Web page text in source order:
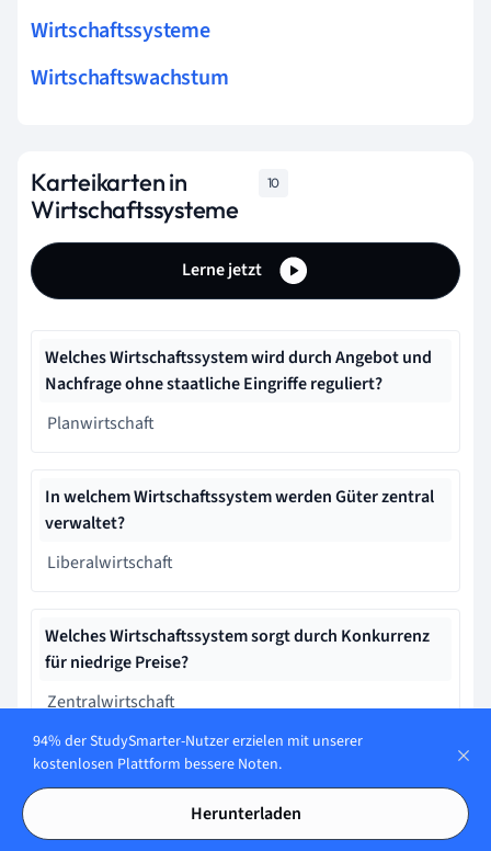
Wirtschaftssysteme
Wirtschaftswachstum
Karteikarten in
Wirtschaftssysteme
10
Lerne jetzt
Welches Wirtschaftssystem wird durch Angebot und
Nachfrage ohne staatliche Eingriffe reguliert?
Planwirtschaft
In welchem Wirtschaftssystem werden Güter zentral
verwaltet?
Liberalwirtschaft
Welches Wirtschaftssystem sorgt durch Konkurrenz
für niedrige Preise?
Zentralwirtschaft
Welches Wirtschaftssystem basiert auf dem
Planwirtschaft
94% der StudySmarter-Nutzer erzielen mit unserer
kostenlosen Plattform bessere Noten.
Herunterladen